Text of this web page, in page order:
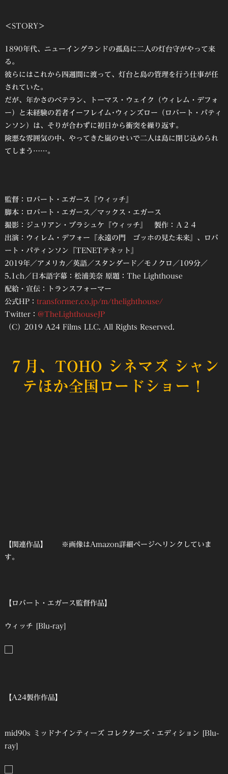
＜STORY＞
1890年代、ニューイングランドの孤島に二人の灯台守がやって来
る。
彼らにはこれから四週間に渡って、灯台と島の管理を行う仕事が任
されていた。
だが、年かさのベテラン、トーマス・ウェイク（ウィレム・デフォ
ー）と未経験の若者イーフレイム･ウィンズロー（ロバート・パティ
ンソン）は、そりが合わずに初日から衝突を繰り返す。
険悪な雰囲気の中、やってきた嵐のせいで二人は島に閉じ込められ
てしまう……。
監督：ロバート・エガース『ウィッチ』
脚本：ロバート・エガース／マックス・エガース
撮影：ジュリアン・ブラシュケ『ウィッチ』 製作：Ａ２４
出演：ウィレム・デフォー『永遠の門 ゴッホの見た未来』、ロバ
ート・パティンソン『TENETテネット』
2019年／アメリカ／英語／スタンダード／モノクロ／109分／
5.1ch／日本語字幕：松浦美奈 原題：The Lighthouse
配給・宣伝：トランスフォーマー
公式HP： transformer.co.jp/m/thelighthouse/
Twitter： @TheLighthouseJP
（C）2019 A24 Films LLC. All Rights Reserved.
７月、TOHO シネマズ シャン
テほか全国ロードショー！
【関連作品】 ※画像はAmazon詳細ページへリンクしていま
す。
【ロバート・エガース監督作品】
ウィッチ [Blu-ray]
【A24製作作品】
mid90s ミッドナインティーズ コレクターズ・エディション [Blu-
ray]